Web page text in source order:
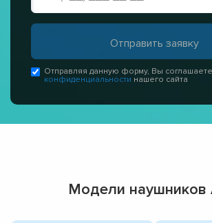
Отправляя данную форму, Вы
конфиденциальности нашего сайта
Модели наушников